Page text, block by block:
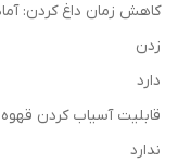
کاهش زمان داغ کردن:
زدن
دارد
قابلیت آسیاب کردن قهوه
ندارد